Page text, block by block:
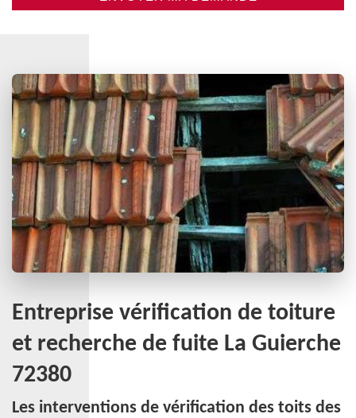
Entreprise vérification de toiture
et recherche de fuite La Guierche
72380
Les interventions de vérification des toits des